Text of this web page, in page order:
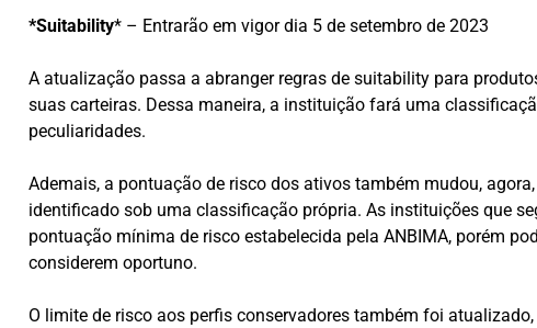
*Suitability* – Entrarão em vigor dia 5 de setembro de 2023
A atualização passa a abranger regras de suitability para
suas carteiras. Dessa maneira, a instituição fará uma
peculiaridades.
Ademais, a pontuação de risco dos ativos também mudou,
identificado sob uma classificação própria. As instituições que
pontuação mínima de risco estabelecida pela ANBIMA, porém
considerem oportuno.
O limite de risco aos perfis conservadores também foi